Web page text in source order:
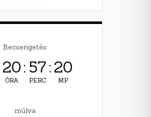
Becsengetés
20
ÓRA
: 57
PERC
: 19
MP
múlva